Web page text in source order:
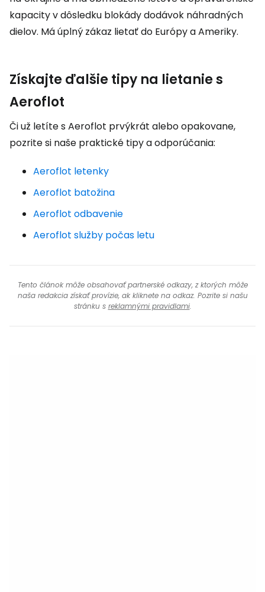
kapacity v dôsledku blokády dodávok náhradných
dielov. Má úplný zákaz lietať do Európy a Ameriky.
Získajte ďalšie tipy na lietanie s
Aeroflot
Či už letíte s Aeroflot prvýkrát alebo opakovane,
pozrite si naše praktické tipy a odporúčania:
Aeroflot letenky
Aeroflot batožina
Aeroflot odbavenie
Aeroflot služby počas letu
Tento článok môže obsahovať partnerské odkazy, z ktorých môže
naša redakcia získať provízie, ak kliknete na odkaz. Pozrite si našu
stránku s reklamnými pravidlami.